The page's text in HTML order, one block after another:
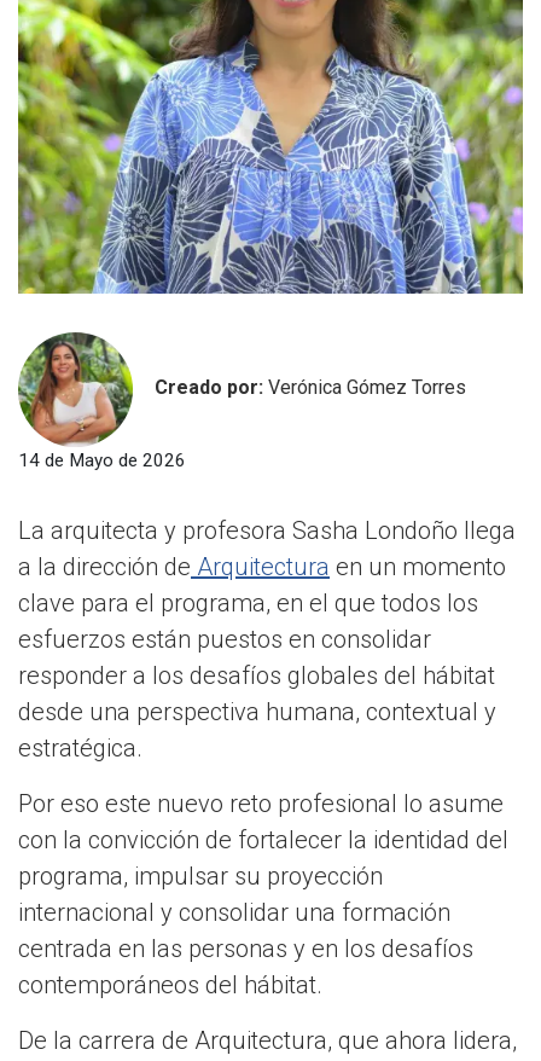
Creado por: Verónica Gómez Torres
14 de Mayo de 2026
La arquitecta y profesora Sasha Londoño llega
a la dirección de Arquitectura en un momento
clave para el programa, en el que todos los
esfuerzos están puestos en consolidar
responder a los desafíos globales del hábitat
desde una perspectiva humana, contextual y
estratégica.
Por eso este nuevo reto profesional lo asume
con la convicción de fortalecer la identidad del
programa, impulsar su proyección
internacional y consolidar una formación
centrada en las personas y en los desafíos
contemporáneos del hábitat.
De la carrera de Arquitectura, que ahora lidera,